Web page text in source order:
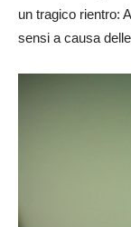
un tragico rientro:
sensi a causa